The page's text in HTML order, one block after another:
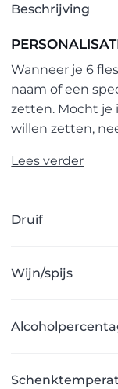
Beschrijving
Wanneer je 6
naam of een
zetten. Mocht je
willen zetten,
Lees verder
Druif
Wijn/spijs